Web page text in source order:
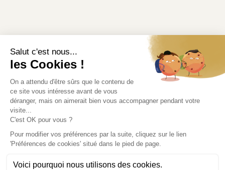
Informations légales
Modifier mes préférences en matière de cookies
Liens utiles
Où récupérer votre commande ?
Accédez à l'itinéraire